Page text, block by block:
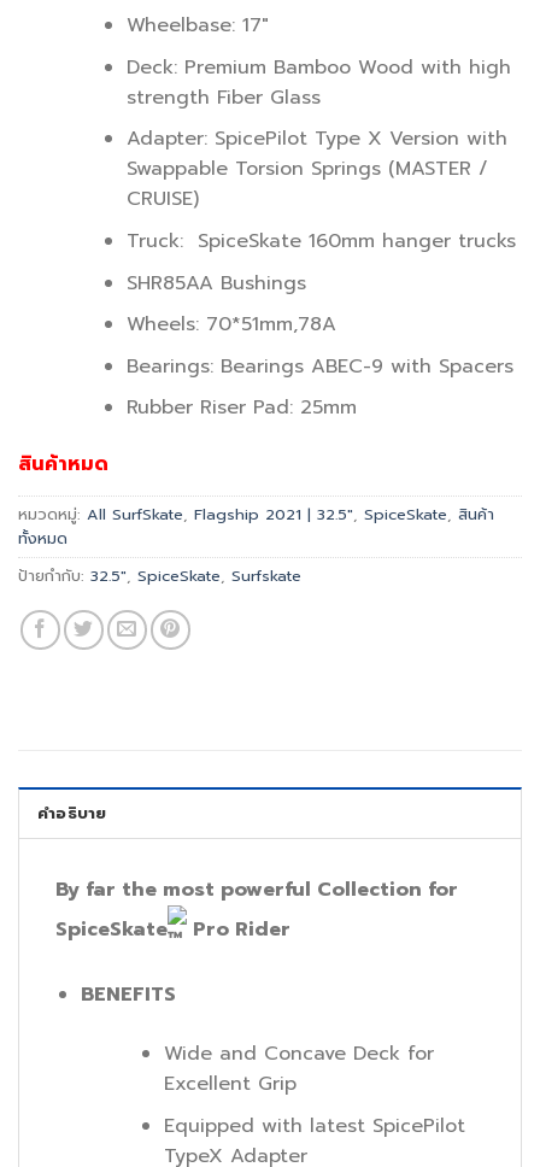
Wheelbase: 17″
Deck: Premium Bamboo Wood with high
strength Fiber Glass
Adapter: SpicePilot Type X Version with
Swappable Torsion Springs (MASTER /
CRUISE)
Truck: SpiceSkate 160mm hanger trucks
SHR85AA Bushings
Wheels: 70*51mm,78A
Bearings: Bearings ABEC-9 with Spacers
Rubber Riser Pad: 25mm
สินค้าหมด
หมวดหมู่: All SurfSkate, Flagship 2021 | 32.5", SpiceSkate, สินค้า
ทั้งหมด
ป้ายกำกับ: 32.5", SpiceSkate, Surfskate
คำอธิบาย
By far the most powerful Collection for
SpiceSkate
Pro Rider
BENEFITS
Wide and Concave Deck for
Excellent Grip
Equipped with latest SpicePilot
TypeX Adapter